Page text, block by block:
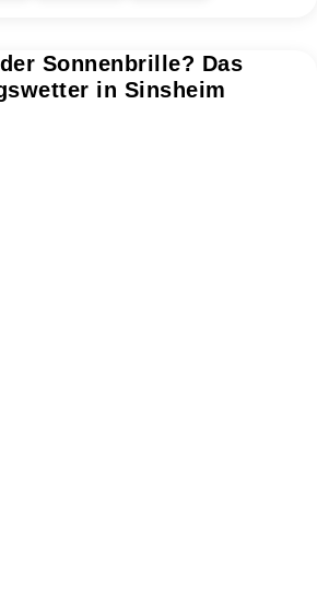
Sonnenbrille? Das
in Sinsheim